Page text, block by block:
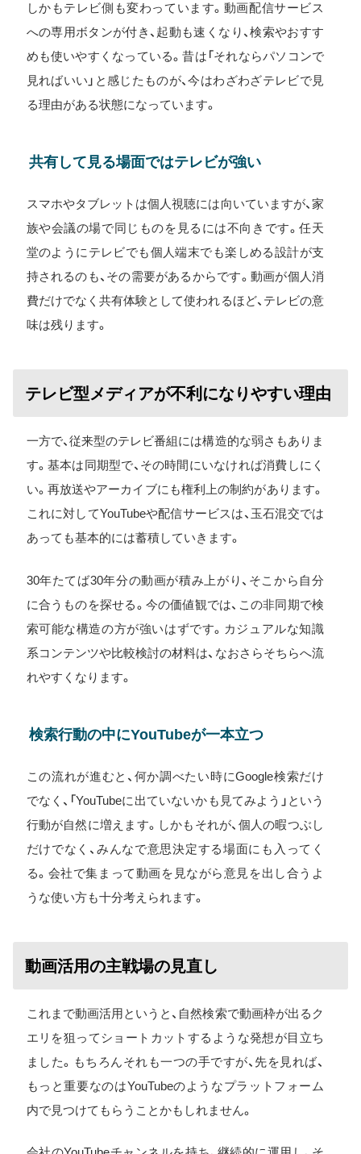
しかもテレビ側も変わっています。動画配信サービス
への専用ボタンが付き、起動も速くなり、検索やおすす
めも使いやすくなっている。昔は「それならパソコンで
見ればいい」と感じたものが、今はわざわざテレビで見
る理由がある状態になっています。
共有して見る場面ではテレビが強い
スマホやタブレットは個人視聴には向いていますが、家
族や会議の場で同じものを見るには不向きです。任天
堂のようにテレビでも個人端末でも楽しめる設計が支
持されるのも、その需要があるからです。動画が個人消
費だけでなく共有体験として使われるほど、テレビの意
味は残ります。
テレビ型メディアが不利になりやすい理由
一方で、従来型のテレビ番組には構造的な弱さもありま
す。基本は同期型で、その時間にいなければ消費しにく
い。再放送やアーカイブにも権利上の制約があります。
これに対してYouTubeや配信サービスは、玉石混交では
あっても基本的には蓄積していきます。
30年たてば30年分の動画が積み上がり、そこから自分
に合うものを探せる。今の価値観では、この非同期で検
索可能な構造の方が強いはずです。カジュアルな知識
系コンテンツや比較検討の材料は、なおさらそちらへ流
れやすくなります。
検索行動の中にYouTubeが一本立つ
この流れが進むと、何か調べたい時にGoogle検索だけ
でなく、「YouTubeに出ていないかも見てみよう」という
行動が自然に増えます。しかもそれが、個人の暇つぶし
だけでなく、みんなで意思決定する場面にも入ってく
る。会社で集まって動画を見ながら意見を出し合うよ
うな使い方も十分考えられます。
動画活用の主戦場の見直し
これまで動画活用というと、自然検索で動画枠が出るク
エリを狙ってショートカットするような発想が目立ち
ました。もちろんそれも一つの手ですが、先を見れば、
もっと重要なのはYouTubeのようなプラットフォーム
内で見つけてもらうことかもしれません。